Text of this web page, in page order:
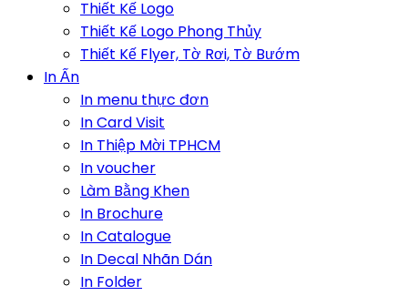
Thiết Kế Logo
Thiết Kế Logo Phong Thủy
Thiết Kế Flyer, Tờ Rơi, Tờ Bướm
In Ấn
In menu thực đơn
In Card Visit
In Thiệp Mời TPHCM
In voucher
Làm Bằng Khen
In Brochure
In Catalogue
In Decal Nhãn Dán
In Folder